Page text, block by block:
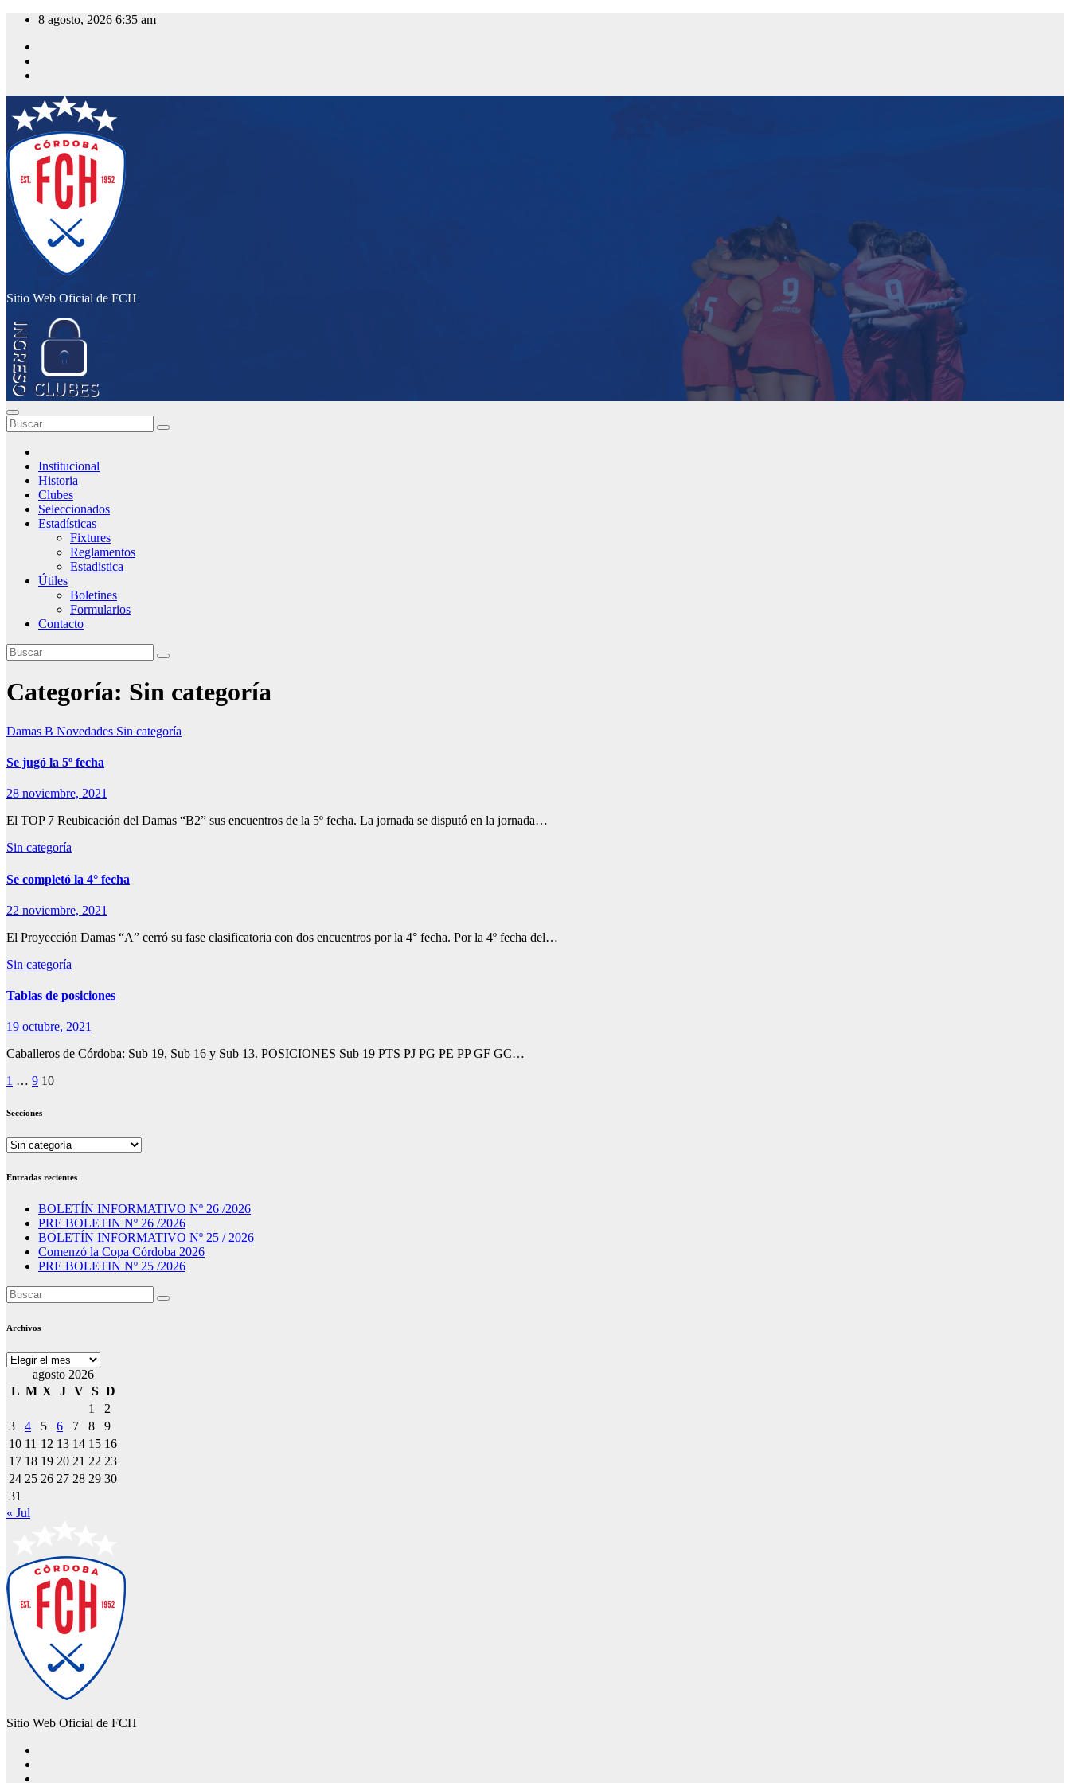
Saltar
contenido
8 agosto, 2026 6:35 am
Sitio Web Oficial de FCH
Institucional
Historia
Clubes
Seleccionados
Estadísticas
Fixtures
Reglamentos
Estadistica
Útiles
Boletines
Formularios
Contacto
Categoría: Sin categoría
Damas B Novedades Sin categoría
Se jugó la 5º fecha
28 noviembre, 2021
El TOP 7 Reubicación del Damas “B2” sus encuentros de la 5º fecha. La jornada se disputó en la jornada…
Sin categoría
Se completó la 4° fecha
22 noviembre, 2021
El Proyección Damas “A” cerró su fase clasificatoria con dos encuentros por la 4° fecha. Por la 4º fecha del…
Sin categoría
Tablas de posiciones
19 octubre, 2021
Caballeros de Córdoba: Sub 19, Sub 16 y Sub 13. POSICIONES Sub 19 PTS PJ PG PE PP GF GC…
Paginación
de
1 … 9 10
Secciones
Secciones
Entradas recientes
BOLETÍN INFORMATIVO Nº 26 /2026
PRE BOLETIN Nº 26 /2026
BOLETÍN INFORMATIVO Nº 25 / 2026
Comenzó la Copa Córdoba 2026
PRE BOLETIN Nº 25 /2026
Archivos
Archivos
agosto 2026
L M X J V S D
1
2
3
4 5 6 7 8
9
10 11 12 13 14 15 16
17 18 19 20 21 22 23
24 25 26 27 28 29 30
31
« Jul
Sitio Web Oficial de FCH